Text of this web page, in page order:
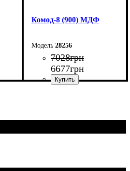
Комод-8 (900) МДФ
28256
7028грн
6677грн
Глубина: 45 см